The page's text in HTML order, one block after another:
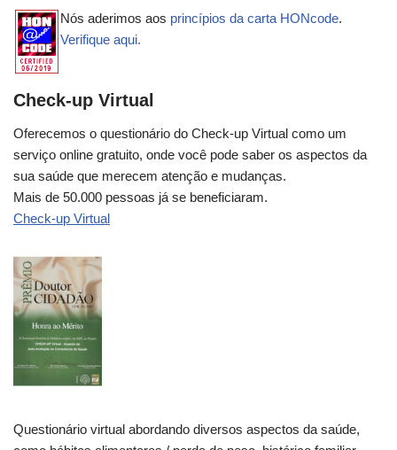
Nós aderimos aos princípios da carta HONcode.
Verifique aqui.
Check-up Virtual
Oferecemos o questionário do Check-up Virtual como um
serviço online gratuito, onde você pode saber os aspectos da
sua saúde que merecem atenção e mudanças.
Mais de 50.000 pessoas já se beneficiaram.
Check-up Virtual
Questionário virtual abordando diversos aspectos da saúde,